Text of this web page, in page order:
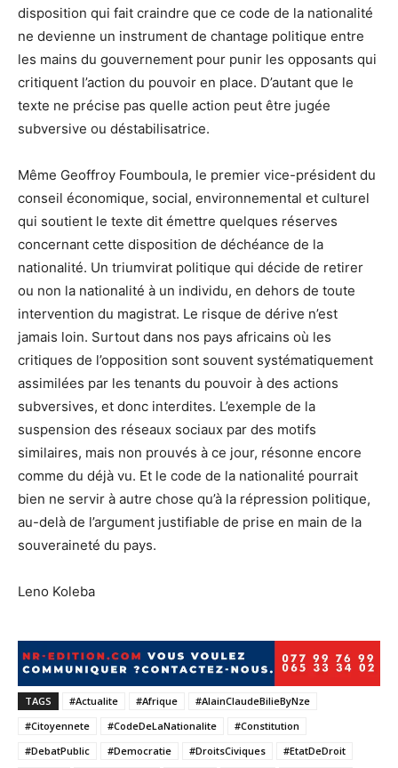
disposition qui fait craindre que ce code de la nationalité
ne devienne un instrument de chantage politique entre
les mains du gouvernement pour punir les opposants qui
critiquent l’action du pouvoir en place. D’autant que le
texte ne précise pas quelle action peut être jugée
subversive ou déstabilisatrice.
Même Geoffroy Foumboula, le premier vice-président du
conseil économique, social, environnemental et culturel
qui soutient le texte dit émettre quelques réserves
concernant cette disposition de déchéance de la
nationalité. Un triumvirat politique qui décide de retirer
ou non la nationalité à un individu, en dehors de toute
intervention du magistrat. Le risque de dérive n’est
jamais loin. Surtout dans nos pays africains où les
critiques de l’opposition sont souvent systématiquement
assimilées par les tenants du pouvoir à des actions
subversives, et donc interdites. L’exemple de la
suspension des réseaux sociaux par des motifs
similaires, mais non prouvés à ce jour, résonne encore
comme du déjà vu. Et le code de la nationalité pourrait
bien ne servir à autre chose qu’à la répression politique,
au-delà de l’argument justifiable de prise en main de la
souveraineté du pays.
Leno Koleba
TAGS #Actualite #Afrique
#AlainClaudeBilieByNze
#Citoyennete
#CodeDeLaNationalite
#Constitution
#DebatPublic
#Democratie #DroitsCiviques #EtatDeDroit